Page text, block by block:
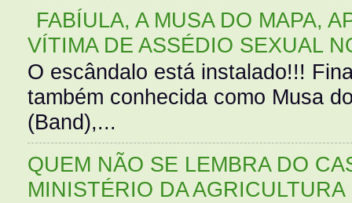
FABÍULA, A MUSA DO MAPA,
VÍTIMA DE ASSÉDIO SEXUAL
O escândalo está instalado!!!
também conhecida como Musa
(Band),...
QUEM NÃO SE LEMBRA DO
MINISTÉRIO DA AGRICULTURA